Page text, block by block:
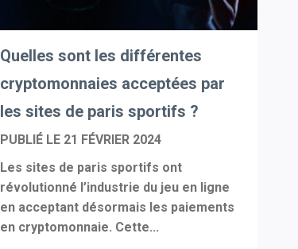
Quelles sont les différentes
cryptomonnaies acceptées par
les sites de paris sportifs ?
PUBLIÉ LE 21 FÉVRIER 2024
Les sites de paris sportifs ont
révolutionné l’industrie du jeu en ligne
en acceptant désormais les paiements
en cryptomonnaie. Cette...